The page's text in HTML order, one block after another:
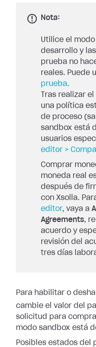
Nota:
Utilice el
desarrollo y
prueba no
reales. Puede
prueba.
Tras realizar
una política
de proceso
sandbox está
usuarios
editor >
Comprar
moneda real
después de
con Xsolla.
editor, vaya a
Agreements,
acuerdo y
revisión del
tres días
Para habilitar o
cambie el valor del
solicitud para
modo sandbox está
Posibles estados del